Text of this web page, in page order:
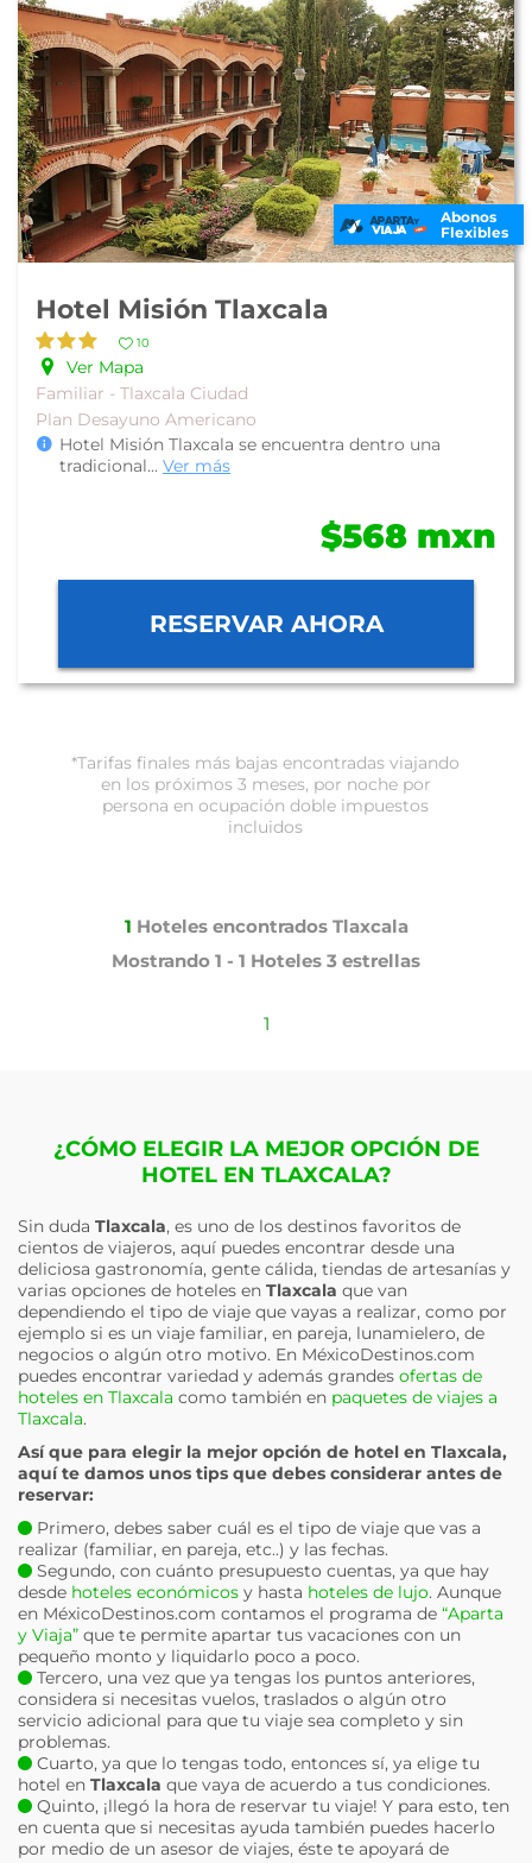
Abonos
Flexibles
Hotel Misión Tlaxcala
10
Ver Mapa
Familiar - Tlaxcala Ciudad
Plan Desayuno Americano
Hotel Misión Tlaxcala se encuentra dentro una
tradicional... Ver más
$568 mxn
RESERVAR AHORA
*Tarifas finales más bajas encontradas viajando
en los próximos 3 meses, por noche por
persona en ocupación doble impuestos
incluidos
1 Hoteles encontrados Tlaxcala
Mostrando 1 - 1 Hoteles 3 estrellas
1
¿CÓMO ELEGIR LA MEJOR OPCIÓN DE
HOTEL EN TLAXCALA?
Sin duda Tlaxcala, es uno de los destinos favoritos de
cientos de viajeros, aquí puedes encontrar desde una
deliciosa gastronomía, gente cálida, tiendas de artesanías y
varias opciones de hoteles en Tlaxcala que van
dependiendo el tipo de viaje que vayas a realizar, como por
ejemplo si es un viaje familiar, en pareja, lunamielero, de
negocios o algún otro motivo. En MéxicoDestinos.com
puedes encontrar variedad y además grandes ofertas de
hoteles en Tlaxcala como también en paquetes de viajes a
Tlaxcala.
Así que para elegir la mejor opción de hotel en Tlaxcala,
aquí te damos unos tips que debes considerar antes de
reservar:
Primero, debes saber cuál es el tipo de viaje que vas a
realizar (familiar, en pareja, etc..) y las fechas.
Segundo, con cuánto presupuesto cuentas, ya que hay
desde hoteles económicos y hasta hoteles de lujo. Aunque
en MéxicoDestinos.com contamos el programa de “Aparta
y Viaja” que te permite apartar tus vacaciones con un
pequeño monto y liquidarlo poco a poco.
Tercero, una vez que ya tengas los puntos anteriores,
considera si necesitas vuelos, traslados o algún otro
servicio adicional para que tu viaje sea completo y sin
problemas.
Cuarto, ya que lo tengas todo, entonces sí, ya elige tu
hotel en Tlaxcala que vaya de acuerdo a tus condiciones.
Quinto, ¡llegó la hora de reservar tu viaje! Y para esto, ten
en cuenta que si necesitas ayuda también puedes hacerlo
por medio de un asesor de viajes, éste te apoyará de